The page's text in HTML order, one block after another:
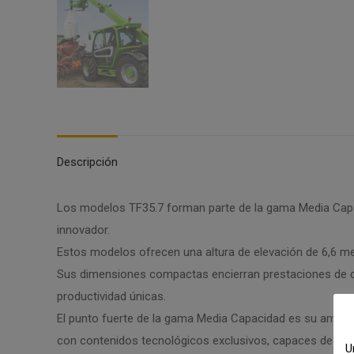
Descripción
Los modelos TF35.7 forman parte de la gama Media
innovador.
Estos modelos ofrecen una altura de elevación de 6,6
Sus dimensiones compactas encierran prestaciones de
productividad únicas.
El punto fuerte de la gama Media Capacidad es su
con contenidos tecnológicos exclusivos, capaces de